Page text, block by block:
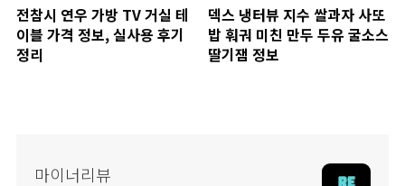
전참시 연우 가방 TV 거실 테
이블 가격 정보, 실사용 후기
정리
덱스 냉터뷰 지수 쌀과자 사또
밥 훠궈 미친 만두 두유 굴소스
딸기잼 정보
마이너리뷰